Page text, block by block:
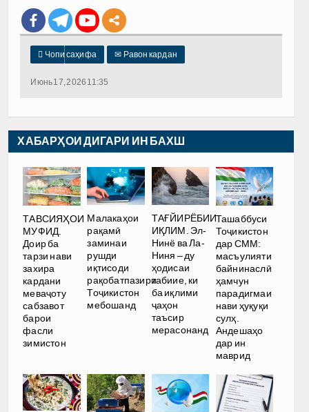
 Чопи саҳифа ✉ Равон кардан
Июнь 17, 2026 11:35
ХАБАРҲОИ ДИГАРИ ИН БАХШ
ТАВСИЯҲОИ
МУФИД.
Доир ба
тарзи нави
захира
кардани
меваҷоту
сабзавот
барои
фасли
зимистон
Малакаҳои
рақамӣ
заминаи
рушди
иқтисоди
рақобатпазири
Тоҷикистон
мебошанд
ТАҒЙИРЁБИИ
ИҚЛИМ. Эл-
Нинё ва Ла-
Ниня – ду
ҳодисаи
табиие, ки
ба иқлими
ҷаҳон
таъсир
мерасонанд
Ташаббуси
Тоҷикистон
дар СММ:
масъулияти
байнинаслӣ
ҳамчун
парадигмаи
нави ҳуқуқи
сулҳ.
Андешаҳо
дар ин
маврид